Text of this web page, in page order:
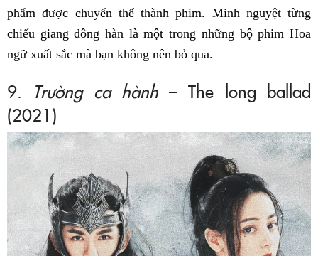
phẩm được chuyển thể thành phim. Minh nguyệt từng
chiếu giang đông hàn là một trong những bộ phim Hoa
ngữ xuất sắc mà bạn không nên bỏ qua.
9. Trường ca hành– The long ballad
(2021)